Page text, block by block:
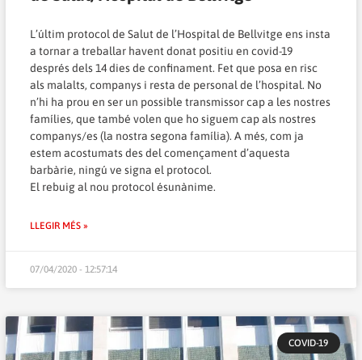
L’últim protocol de Salut de l’Hospital de Bellvitge ens insta
a tornar a treballar havent donat positiu en covid-19
després dels 14 dies de confinament. Fet que posa en risc
als malalts, companys i resta de personal de l’hospital. No
n’hi ha prou en ser un possible transmissor cap a les nostres
famílies, que també volen que ho siguem cap als nostres
companys/es (la nostra segona família). A més, com ja
estem acostumats des del començament d’aquesta
barbàrie, ningú ve signa el protocol.
El rebuig al nou protocol ésunànime.
LLEGIR MÉS »
07/04/2020 - 12:57:14
COVID-19